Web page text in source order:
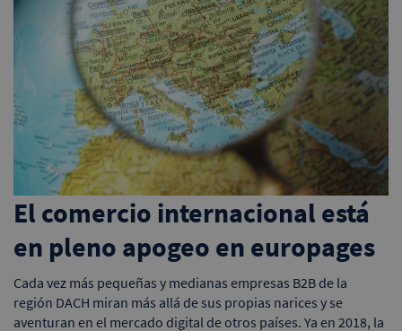
El comercio internacional está
en pleno apogeo en europages
Cada vez más pequeñas y medianas empresas B2B de la
región DACH miran más allá de sus propias narices y se
aventuran en el mercado digital de otros países. Ya en 2018, la